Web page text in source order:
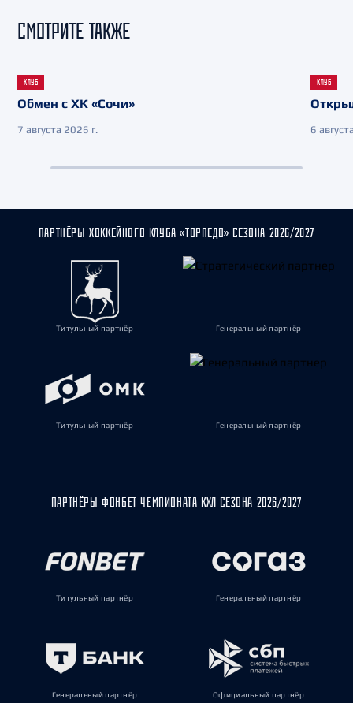
СМОТРИТЕ ТАКЖЕ
КЛУБ
Обмен с ХК «Сочи»
7 августа 2026 г.
КЛУБ
6
ПАРТНЁРЫ ХОККЕЙНОГО КЛУБА «ТОРПЕДО» СЕЗОНА 2026/2027
Титульный партнёр Генеральный партнёр
Титульный партнёр Генеральный партнёр
ПАРТНЁРЫ ФОНБЕТ ЧЕМПИОНАТА КХЛ СЕЗОНА 2026/2027
Титульный партнёр Генеральный партнёр
Генеральный партнёр Официальный партнёр